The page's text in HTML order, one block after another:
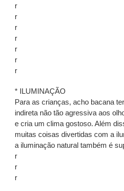
r
r
r
r
r
r
r
* ILUMINAÇÃO
Para as crianças, acho bacana
indireta não tão agressiva aos
e cria um clima gostoso. Além
muitas coisas divertidas com a
a iluminação natural também é
r
r
r